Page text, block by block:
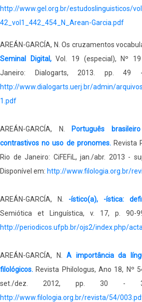
http://www.gel.org.br/estudoslinguisticos/
42_vol1_442_454_N_Arean-Garcia.pdf
AREÁN-GARCÍA, N. Os cruzamentos
Seminal Digital,Vol. 19 (especial), Nº
Janeiro: Dialogarts, 2013. pp. 49
http://www.dialogarts.uerj.br/admin/
1.pdf
AREÁN-GARCÍA, N.
Português
contrastivos no uso de pronomes.Revista
Rio de Janeiro: CiFEFiL, jan./abr. 2013 -
Disponível em: http://www.filologia.org.br/
AREÁN-GARCÍA, N. -ístico(a), -ística:
Semiótica et Linguística, v. 17, p. 90-
http://periodicos.ufpb.br/ojs2/index.php/
AREÁN-GARCÍA, N. A importância da
filológicos. Revista Philologus, Ano 18, Nº
set./dez. 2012, pp. 30 -
http://www.filologia.org.br/revista/54/